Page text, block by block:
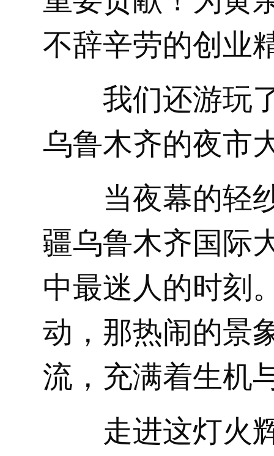
不辞辛劳的创业
我们还游玩
乌鲁木齐的夜市
当夜幕的轻
疆乌鲁木齐国际
中最迷人的时刻
动，那热闹的景
流，充满着生机
走进这灯火